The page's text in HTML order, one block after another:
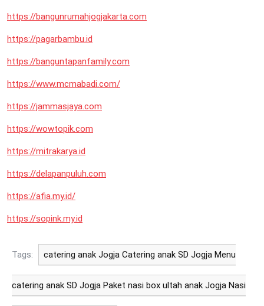
https://bangunrumahjogjakarta.com
https://pagarbambu.id
https://banguntapanfamily.com
https://www.mcmabadi.com/
https://jammasjaya.com
https://wowtopik.com
https://mitrakarya.id
https://delapanpuluh.com
https://afia.my.id/
https://sopink.my.id
Tags: catering anak Jogja Catering anak SD Jogja Menu
catering anak SD Jogja Paket nasi box ultah anak Jogja Nasi